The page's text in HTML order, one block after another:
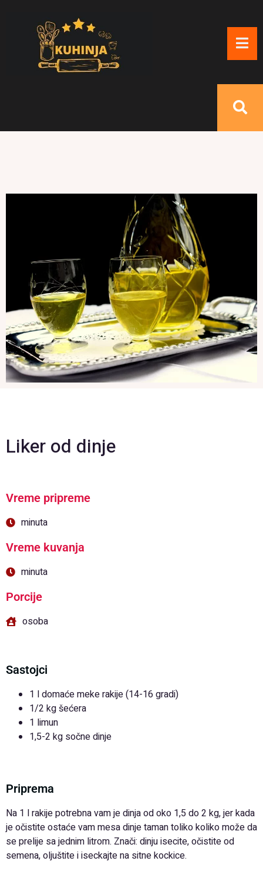
Liker od dinje
Vreme pripreme
minuta
Vreme kuvanja
minuta
Porcije
osoba
Sastojci
1 l domaće meke rakije (14-16 gradi)
1/2 kg šećera
1 limun
1,5-2 kg sočne dinje
Priprema
Na 1 l rakije potrebna vam je dinja od oko 1,5 do 2 kg, jer kada
je očistite ostaće vam mesa dinje taman toliko koliko može da
se prelije sa jednim litrom. Znači: dinju isecite, očistite od
semena, oljuštite i iseckajte na sitne kockice.